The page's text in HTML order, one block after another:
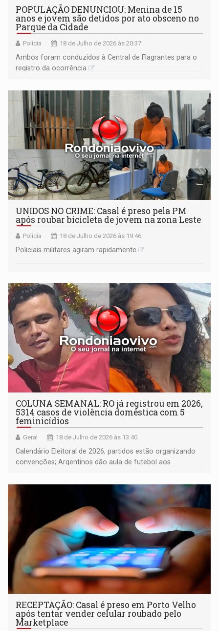
POPULAÇÃO DENUNCIOU: Menina de 15
anos e jovem são detidos por ato obsceno no
Parque da Cidade
Polícia 18 de Julho de 2026 às 20:37
Ambos foram conduzidos à Central de Flagrantes para o
registro da ocorrência
UNIDOS NO CRIME: Casal é preso pela PM
após roubar bicicleta de jovem na zona Leste
Polícia 18 de Julho de 2026 às 19:46
Policiais militares agiram rapidamente
COLUNA SEMANAL: RO já registrou em 2026,
5314 casos de violência doméstica com 5
feminicídios
Geral 18 de Julho de 2026 às 13:40
Calendário Eleitoral de 2026; partidos estão organizando
convenções; Argentinos dão aula de futebol aos
Marcos Rocha
RECEPTAÇÃO: Casal é preso em Porto Velho
após tentar vender celular roubado pelo
Marketplace